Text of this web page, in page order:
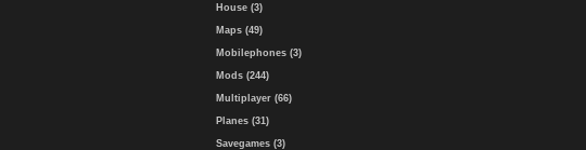
House (3)
Maps (49)
Mobilephones (3)
Mods (244)
Multiplayer (66)
Planes (31)
Savegames (3)